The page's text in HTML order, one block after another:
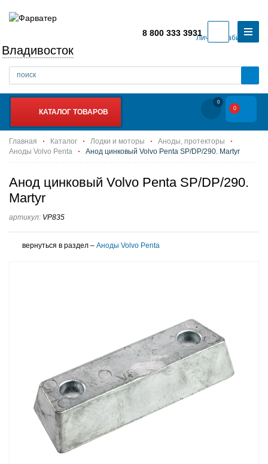
Личный кабинет
Владивосток
8 800 333 3931
КАТАЛОГ ТОВАРОВ
0
0
Главная Каталог Лодки и моторы
Аноды, протекторы
Аноды Volvo Penta
Анод цинковый Volvo Penta SP/DP/290. Martyr
Анод цинковый Volvo Penta SP/DP/290.
Martyr
артикул: VP835
вернуться в раздел – Аноды Volvo Penta